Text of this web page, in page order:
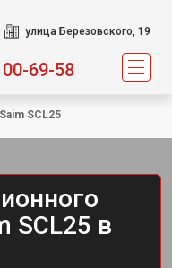
улица Березовского, 19
69-58
Saim SCL25
SCL25 в